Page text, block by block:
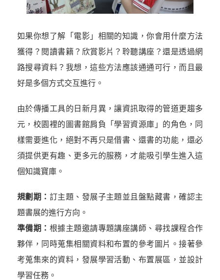
如果你想了解「電影」相關的知識，你會用什麼方法
獲得？閱讀書籍？欣賞影片？聆聽講座？還是透過網
路搜尋資料？我想，這些方法應該通通可行，而且最
好是多個方式交互進行。
由於傳播工具的日新月異，讓資訊取得的管道更趨多
元，校園裡的圖書館肩負「學習資源庫」的角色，同
樣需要進化，絕對不再只是借書、還書的功能，還必
須提供更有趣、更多元的服務，才能吸引學生進入這
個知識寶庫。
規劃期： 訂主題、發展子主題並且盤點藏書，確認主
題書展的進行方向。
準備期： 根據主題邀請專題講座講師、尋找課程合作
夥伴，同時蒐集相關資料和布置的參考圖片。接著參
考蒐集來的資料，發展學習活動、布置展區，並設計
學習任務。